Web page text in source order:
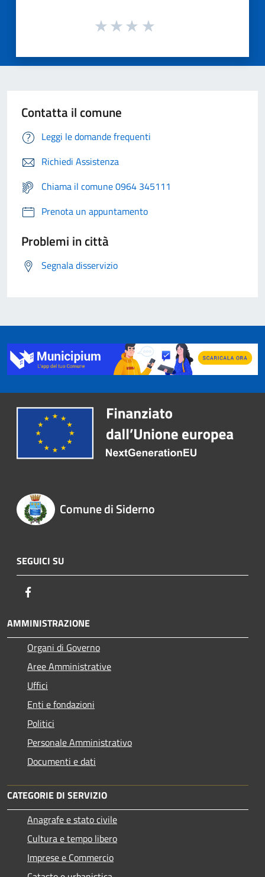
Contatta il comune
Leggi le domande frequenti
Richiedi Assistenza
Chiama il comune 0964 345111
Prenota un appuntamento
Problemi in città
Segnala disservizio
Comune di Siderno
SEGUICI SU
AMMINISTRAZIONE
Organi di Governo
Aree Amministrative
Uffici
Enti e fondazioni
Politici
Personale Amministrativo
Documenti e dati
CATEGORIE DI SERVIZIO
Anagrafe e stato civile
Cultura e tempo libero
Imprese e Commercio